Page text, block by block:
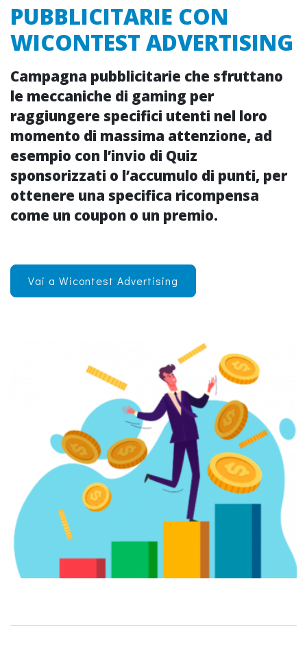
PUBBLICITARIE CON
WICONTEST ADVERTISING
Campagna pubblicitarie che sfruttano
le meccaniche di gaming per
raggiungere specifici utenti nel loro
momento di massima attenzione, ad
esempio con l’invio di Quiz
sponsorizzati o l’accumulo di punti, per
ottenere una specifica ricompensa
come un coupon o un premio.
Vai a Wicontest Advertising